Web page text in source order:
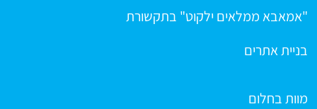
"אמאבא ממלאים ילקוט" בתקשורת
בניית אתרים
מוות בחלום